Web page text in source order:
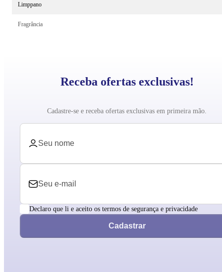
Limppano
Fragrância
Receba ofertas exclusivas!
Cadastre-se e receba ofertas exclusivas em primeira mão.
Declaro que li e aceito os termos de segurança e privacidade
Cadastrar